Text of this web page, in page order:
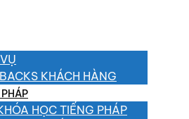
KHÁCH HÀNG
HỌC TIẾNG PHÁP